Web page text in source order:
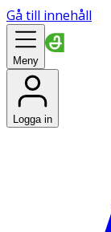
Gå till innehåll
Meny
Logga in